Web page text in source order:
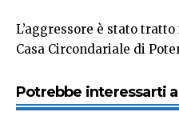
L’aggressore è stato
Casa Circondariale di
Potrebbe interessarti